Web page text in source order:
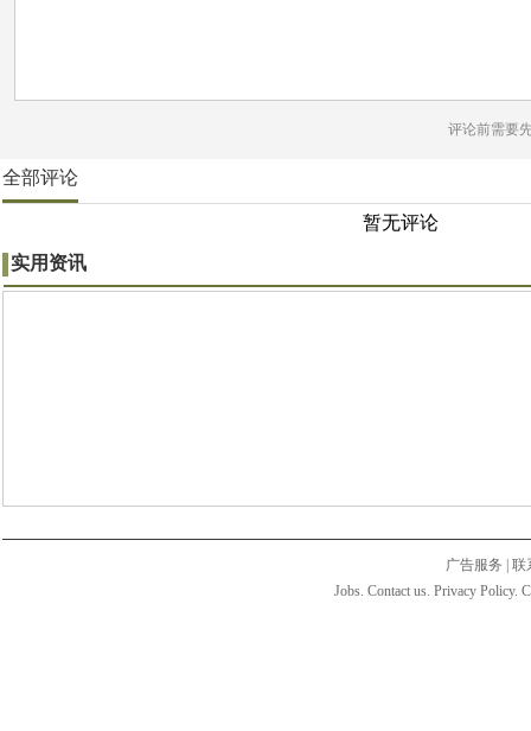
评论前需要
全部评论
暂无评论
实用资讯
广告服务
联
Jobs. Contact us. Privacy Policy.